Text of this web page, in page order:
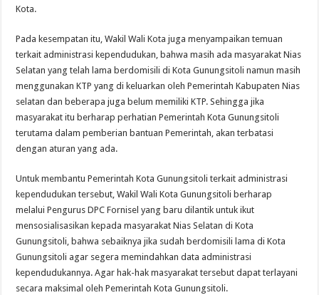
Kota.
Pada kesempatan itu, Wakil Wali Kota juga menyampaikan temuan
terkait administrasi kependudukan, bahwa masih ada masyarakat Nias
Selatan yang telah lama berdomisili di Kota Gunungsitoli namun masih
menggunakan KTP yang di keluarkan oleh Pemerintah Kabupaten Nias
selatan dan beberapa juga belum memiliki KTP. Sehingga jika
masyarakat itu berharap perhatian Pemerintah Kota Gunungsitoli
terutama dalam pemberian bantuan Pemerintah, akan terbatasi
dengan aturan yang ada.
Untuk membantu Pemerintah Kota Gunungsitoli terkait administrasi
kependudukan tersebut, Wakil Wali Kota Gunungsitoli berharap
melalui Pengurus DPC Fornisel yang baru dilantik untuk ikut
mensosialisasikan kepada masyarakat Nias Selatan di Kota
Gunungsitoli, bahwa sebaiknya jika sudah berdomisili lama di Kota
Gunungsitoli agar segera memindahkan data administrasi
kependudukannya. Agar hak-hak masyarakat tersebut dapat terlayani
secara maksimal oleh Pemerintah Kota Gunungsitoli.